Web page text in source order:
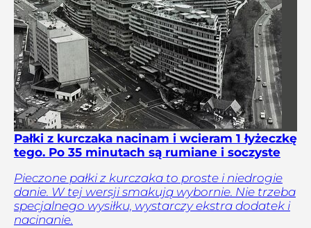
Pałki z kurczaka nacinam i wcieram 1 łyżeczkę
tego. Po 35 minutach są rumiane i soczyste
Pieczone pałki z kurczaka to proste i niedrogie
danie. W tej wersji smakują wybornie. Nie trzeba
specjalnego wysiłku, wystarczy ekstra dodatek i
nacinanie.